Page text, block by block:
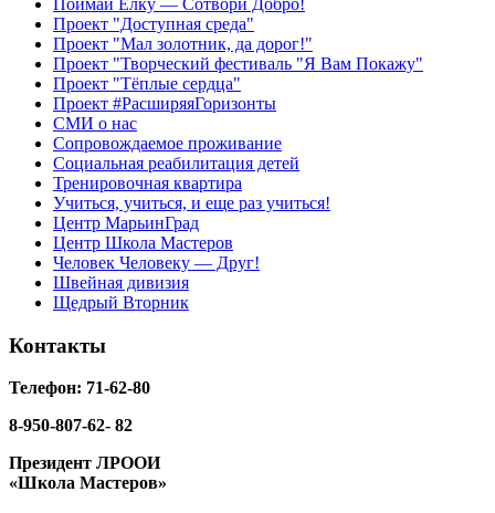
Поймай Ёлку — Сотвори Добро!
Проект "Доступная среда"
Проект "Мал золотник, да дорог!"
Проект "Творческий фестиваль "Я Вам Покажу"
Проект "Тёплые сердца"
Проект #РасширяяГоризонты
СМИ о нас
Сопровождаемое проживание
Социальная реабилитация детей
Тренировочная квартира
Учиться, учиться, и еще раз учиться!
Центр МарьинГрад
Центр Школа Мастеров
Человек Человеку — Друг!
Швейная дивизия
Щедрый Вторник
Контакты
Телефон: 71-62-80
8-950-807-62- 82
Президент ЛРООИ
«Школа Мастеров»